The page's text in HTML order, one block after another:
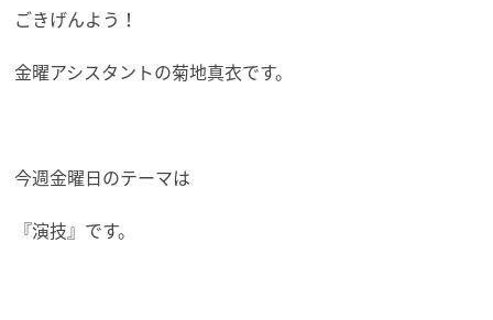
ごきげんよう！
金曜アシスタントの菊地真衣です。
今週金曜日のテーマは
『演技』です。